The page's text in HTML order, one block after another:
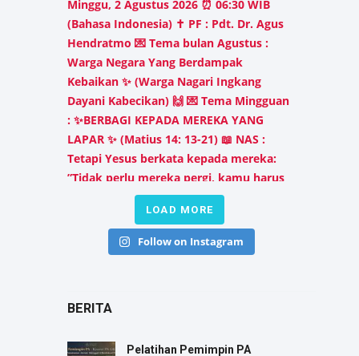
LOAD MORE
Follow on Instagram
BERITA
Pelatihan Pemimpin PA